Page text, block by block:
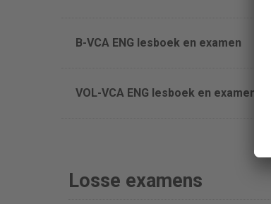
B-VCA ENG lesboek en examen
VOL-VCA ENG lesboek en examen
Losse examens